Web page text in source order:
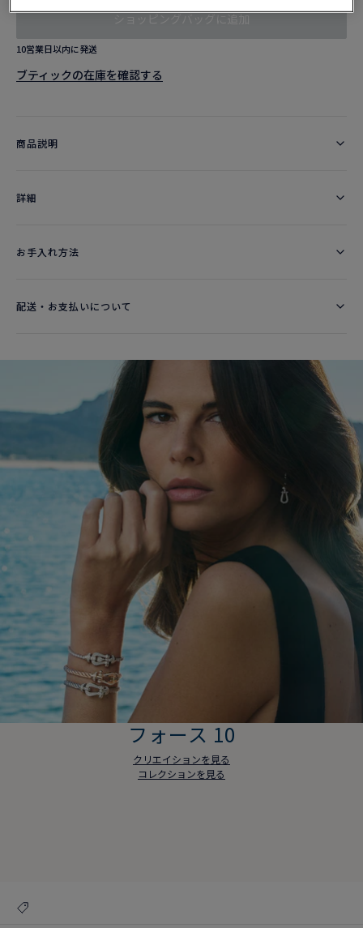
ショッピングバッグに追加
10営業日以内に発送
ブティックの在庫を確認する​
商品説明
詳細​
お手入れ方法
配送・お支払いについて
フォース 10
クリエイションを見る
コレクションを見る